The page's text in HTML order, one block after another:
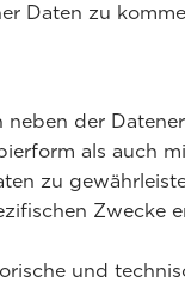
Daten zu
der
als auch
zu
und